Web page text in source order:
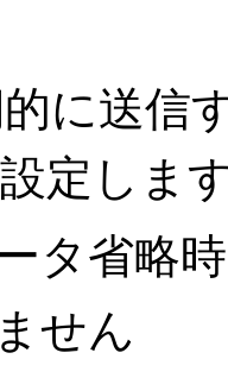
に送信
定しま
タ省略
せん